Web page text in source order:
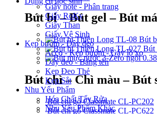
Bút bi – Bút gel – Bút
Bút
Bút
Bút chì – Chì màu – Bút
Bút chì gỗ Classmate CL-PC202
Bút chì gỗ Classmate CL-PC622
Giấy note - Phân trang
Giấy RoKy
Giấy Than
Giấy Vệ Sinh
Kẹp bướm - Dây đeo
Acco - Kẹp bướm - Gáy lò xo
Dây đeo - Bảng tên
Kẹp Đeo Thẻ
Kẹp Sắt
Nhu Yếu Phẩm
Hóa Chất Tẩy Rửa
Nhu Yếu Phẩm Khác